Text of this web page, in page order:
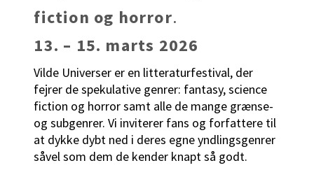
fiction og horror.
13. – 15. marts 2026
Vilde Universer er en litteraturfestival, der
fejrer de spekulative genrer: fantasy, science
fiction og horror samt alle de mange grænse-
og subgenrer. Vi inviterer fans og forfattere til
at dykke dybt ned i deres egne yndlingsgenrer
såvel som dem de kender knapt så godt.